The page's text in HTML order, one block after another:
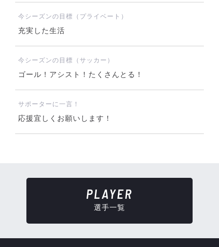
今シーズンの目標（プライベート）
充実した生活
今シーズンの目標（サッカー）
ゴール！アシスト！たくさんとる！
サポーターに一言！
応援宜しくお願いします！
PLAYER
選手一覧